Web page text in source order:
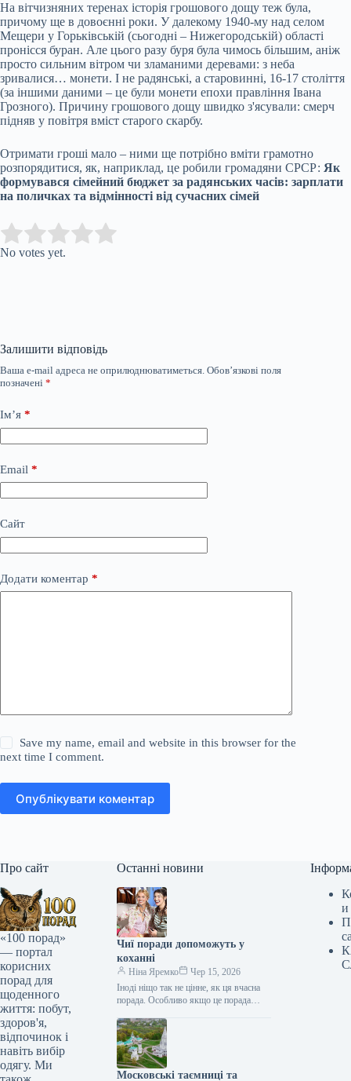
На вітчизняних теренах історія грошового дощу теж була,
причому ще в довоєнні роки. У далекому 1940-му над селом
Мещери у Горьківській (сьогодні – Нижегородській) області
пронісся буран. Але цього разу буря була чимось більшим, аніж
просто сильним вітром чи зламаними деревами: з неба
зривалися… монети. І не радянські, а старовинні, 16-17 століття
(за іншими даними – це були монети епохи правління Івана
Грозного). Причину грошового дощу швидко з'ясували: смерч
підняв у повітря вміст старого скарбу.
Отримати гроші мало – ними ще потрібно вміти грамотно
розпорядитися, як, наприклад, це робили громадяни СРСР: Як
формувався сімейний бюджет за радянських часів: зарплати
на поличках та відмінності від сучасних сімей
Rate this item:
No votes yet.
Залишити відповідь
Ваша e-mail адреса не оприлюднюватиметься. Обов’язкові поля
позначені *
Ім’я *
Email *
Сайт
Додати коментар *
Save my name, email and website in this browser for the
next time I comment.
Опублікувати коментар
Про сайт
«100 порад»
— портал
корисних
порад для
щоденного
життя: побут,
здоров'я,
відпочинок і
навіть вибір
одягу. Ми
Останні новини
Чиї поради допоможуть у
коханні
Ніна Яремко
Чер 15, 2026
Іноді ніщо так не цінне, як ця вчасна
порада. Особливо якщо це порада
косметолога, тренера, стиліста…
Московські таємниці та
и